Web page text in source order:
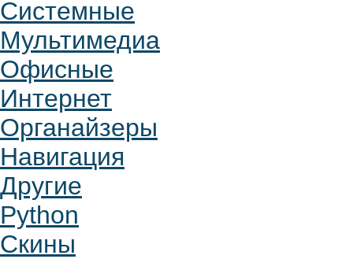
Системные
Мультимедиа
Офисные
Интернет
Органайзеры
Навигация
Другие
Python
Скины